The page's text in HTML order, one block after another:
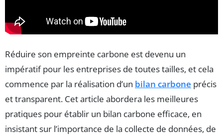
Réduire son empreinte carbone est devenu un
impératif pour les entreprises de toutes tailles, et cela
commence par la réalisation d’un bilan carbone précis
et transparent. Cet article abordera les meilleures
pratiques pour établir un bilan carbone efficace, en
insistant sur l’importance de la collecte de données, de